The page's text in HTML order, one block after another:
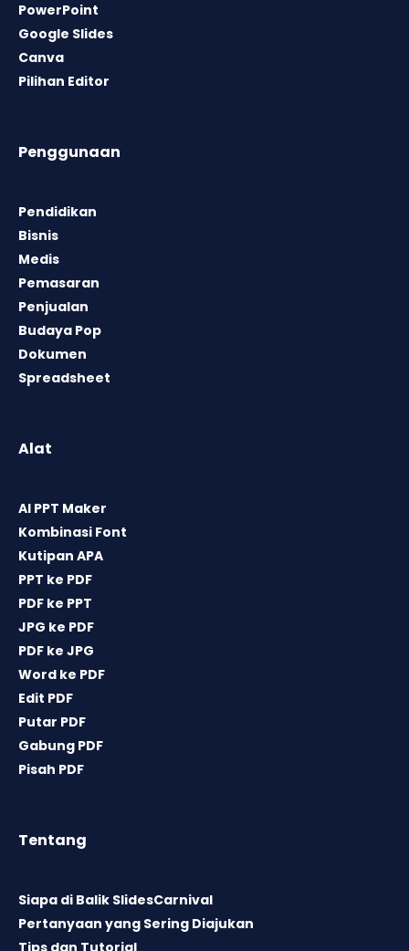
PowerPoint
Google Slides
Canva
Pilihan Editor
Penggunaan
Pendidikan
Bisnis
Medis
Pemasaran
Penjualan
Budaya Pop
Dokumen
Spreadsheet
Alat
AI PPT Maker
Kombinasi Font
Kutipan APA
PPT ke PDF
PDF ke PPT
JPG ke PDF
PDF ke JPG
Word ke PDF
Edit PDF
Putar PDF
Gabung PDF
Pisah PDF
Tentang
Siapa di Balik SlidesCarnival
Pertanyaan yang Sering Diajukan